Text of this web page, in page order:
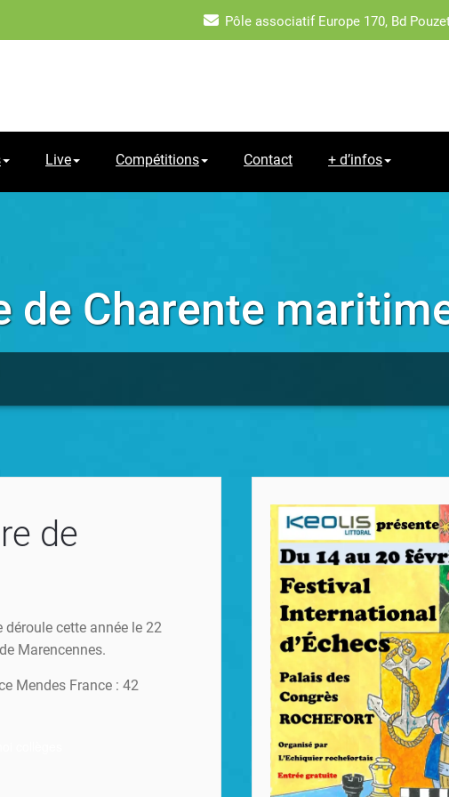
Pôle associatif Europe 170, Bd
Live Compétitions Contact + d’infos
de Charente
de
cette année le 22
Marencennes.
Mendes France : 42